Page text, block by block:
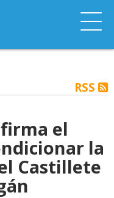
RSS
el
la
Castillete